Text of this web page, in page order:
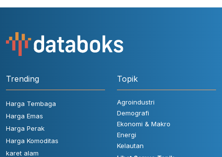
Trending
Harga Tembaga
Harga Emas
Harga Perak
Harga Komoditas
karet alam
Topik
Agroindustri
Demografi
Ekonomi & Makro
Energi
Kelautan